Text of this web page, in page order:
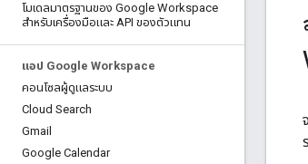
โมเดลมาตรฐานของ Google Workspace
สำหรับเครื่องมือและ API ของตัวแทน
แอป Google Workspace
คอนโซลผู้ดูแลระบบ
Cloud Search
Gmail
Google Calendar